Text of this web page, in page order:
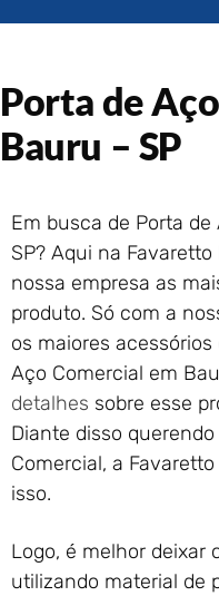
Porta de
Bauru – SP
Em busca de Porta
SP? Aqui na
nossa empresa as
produto. Só com a
os maiores
Aço Comercial em
detalhes sobre esse
Diante disso
Comercial, a
isso.
Logo, é melhor deixar
utilizando material de